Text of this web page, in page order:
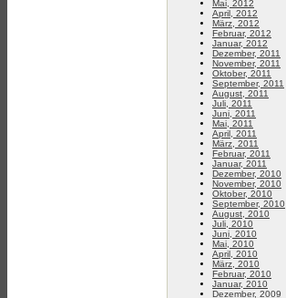
Mai, 2012
April, 2012
März, 2012
Februar, 2012
Januar, 2012
Dezember, 2011
November, 2011
Oktober, 2011
September, 2011
August, 2011
Juli, 2011
Juni, 2011
Mai, 2011
April, 2011
März, 2011
Februar, 2011
Januar, 2011
Dezember, 2010
November, 2010
Oktober, 2010
September, 2010
August, 2010
Juli, 2010
Juni, 2010
Mai, 2010
April, 2010
März, 2010
Februar, 2010
Januar, 2010
Dezember, 2009